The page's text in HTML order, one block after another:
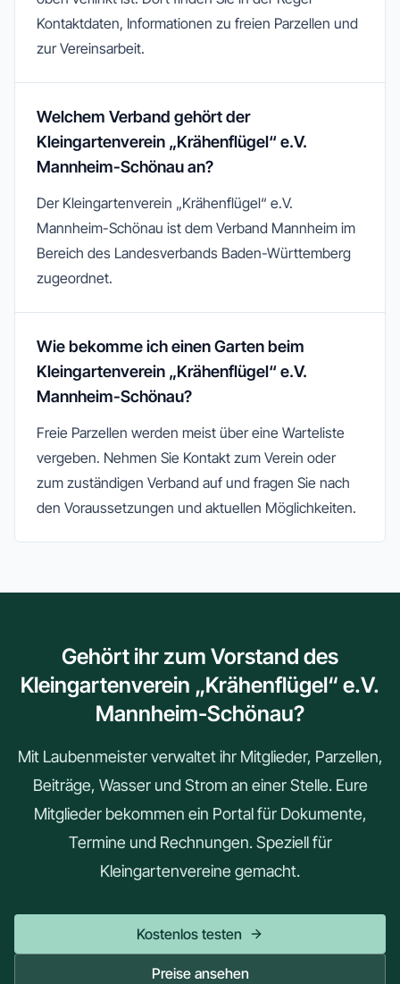
Kontaktdaten, Informationen zu freien Parzellen und
zur Vereinsarbeit.
Welchem Verband gehört der
Kleingartenverein „Krähenflügel“ e.V.
Mannheim-Schönau an?
Der Kleingartenverein „Krähenflügel“ e.V.
Mannheim-Schönau ist dem Verband Mannheim im
Bereich des Landesverbands Baden-Württemberg
zugeordnet.
Wie bekomme ich einen Garten beim
Kleingartenverein „Krähenflügel“ e.V.
Mannheim-Schönau?
Freie Parzellen werden meist über eine Warteliste
vergeben. Nehmen Sie Kontakt zum Verein oder
zum zuständigen Verband auf und fragen Sie nach
den Voraussetzungen und aktuellen Möglichkeiten.
Gehört ihr zum Vorstand des
Kleingartenverein „Krähenflügel“ e.V.
Mannheim-Schönau?
Mit Laubenmeister verwaltet ihr Mitglieder, Parzellen,
Beiträge, Wasser und Strom an einer Stelle. Eure
Mitglieder bekommen ein Portal für Dokumente,
Termine und Rechnungen. Speziell für
Kleingartenvereine gemacht.
Kostenlos testen
Preise ansehen